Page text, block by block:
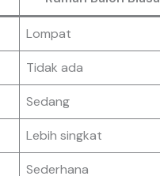
Lompat
Tidak ada
Sedang
Lebih singkat
Sederhana